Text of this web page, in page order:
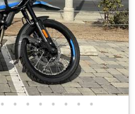
• • • • • • • •